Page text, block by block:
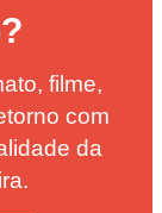
filme,
com
da